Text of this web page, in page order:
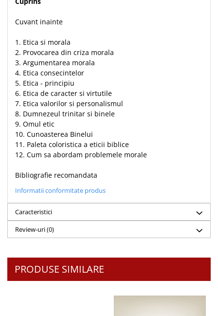
Cuvant inainte
1. Etica si morala
2. Provocarea din criza morala
3. Argumentarea morala
4. Etica consecintelor
5. Etica - principiu
6. Etica de caracter si virtutile
7. Etica valorilor si personalismul
8. Dumnezeul trinitar si binele
9. Omul etic
10. Cunoasterea Binelui
11. Paleta coloristica a eticii biblice
12. Cum sa abordam problemele morale
Bibliografie recomandata
Informatii conformitate produs
Caracteristici
Review-uri(0)
PRODUSE SIMILARE